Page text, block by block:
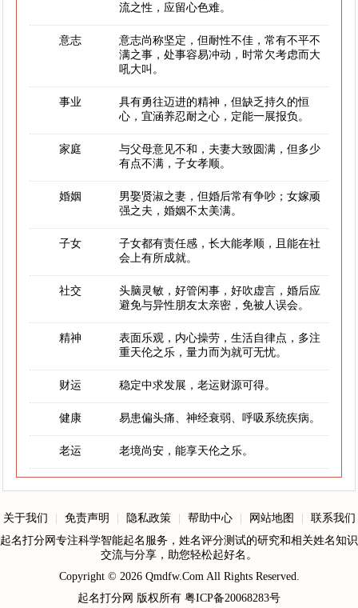
流之性，应留心色难。
意志
意志尚称坚定，但耐性不佳，常有不平不
满之事，处事容易冲动，时常欠考虑而大
吼大叫。
事业
具有勇往迈进的精神，但缺乏持久的恒
心，宜涵养忍耐之心，定能一展报负。
家庭
与父母意见不和，夫妻大致圆满，但多少
有点不满，子女孝顺。
婚姻
男娶贤淑之妻，但婚后常有争吵；女嫁顽
强之夫，婚姻不太美满。
子女
子女都有责任感，长大能孝顺，且能在社
会上有所成就。
社交
头脑灵敏，好管闲事，好吹虚言，婚后应
避免与异性朋友太亲密，免被人误会。
精神
表面乐观，内心操劳，生活自律点，多注
重天伦之乐，量力而为就可无忧。
财运 稳定中求发展，老运财源可得。
健康 易患偏头痛、神经衰弱、呼吸系统疾病。
老运 老境尚安，能享天伦之乐。
关于我们 免责声明 隐私政策 帮助中心 网站地图
联系我们
起名打分网专注科学智能起名服务，姓名评分测试的研究和相关姓名知识
交流与分享，助您轻松起好名。
Copyright © 2026 Qmdfw.ComAll Rights Reserved.
起名打分网 版权所有 粤ICP备20068283号